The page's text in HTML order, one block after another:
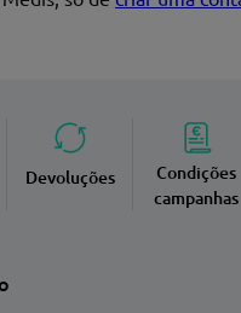
Devoluções
Condições
campanhas